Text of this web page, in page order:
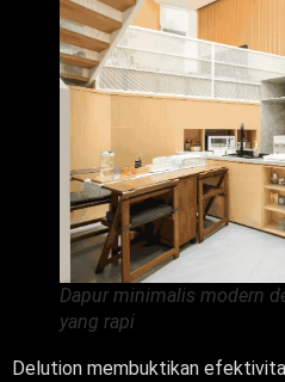
Dapur minimalis modern
yang rapi
Delution membuktikan